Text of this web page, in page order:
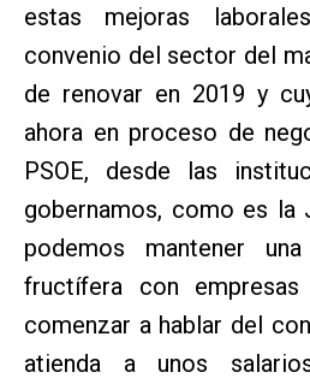
estas mejoras
convenio del sector del
de renovar en 2019 y
ahora en proceso de
PSOE, desde las
gobernamos, como es la
podemos mantener
fructífera con
comenzar a hablar del
atienda a unos